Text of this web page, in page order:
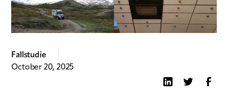
Fallstudie
October 20, 2025